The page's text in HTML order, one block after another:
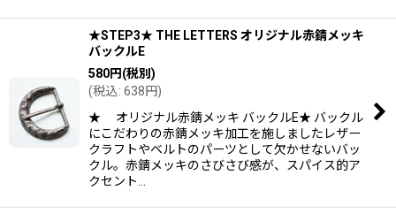
★STEP3★ THE LETTERS オリジナル赤錆メッキ
バックルE
580円(税別)
(税込: 638円)
★ オリジナル赤錆メッキ バックルE★ バックル
にこだわりの赤錆メッキ加工を施しましたレザー
クラフトやベルトのパーツとして欠かせないバッ
クル。赤錆メッキのさびさび感が、スパイス的ア
クセント…